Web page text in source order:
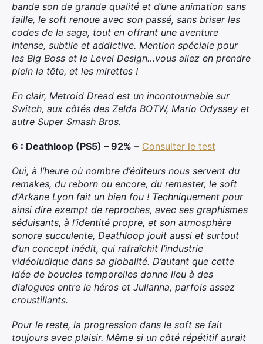
bande son de grande qualité et d’une animation sans
faille, le soft renoue avec son passé, sans briser les
codes de la saga, tout en offrant une aventure
intense, subtile et addictive. Mention spéciale pour
les Big Boss et le Level Design…vous allez en prendre
plein la tête, et les mirettes !
En clair, Metroid Dread est un incontournable sur
Switch, aux côtés des Zelda BOTW, Mario Odyssey et
autre Super Smash Bros.
6 : Deathloop (PS5) – 92% – Consulter le test
Oui, à l’heure où nombre d’éditeurs nous servent du
remakes, du reborn ou encore, du remaster, le soft
d’Arkane Lyon fait un bien fou ! Techniquement pour
ainsi dire exempt de reproches, avec ses graphismes
séduisants, à l’identité propre, et son atmosphère
sonore succulente, Deathloop jouit aussi et surtout
d’un concept inédit, qui rafraîchit l’industrie
vidéoludique dans sa globalité. D’autant que cette
idée de boucles temporelles donne lieu à des
dialogues entre le héros et Julianna, parfois assez
croustillants.
Pour le reste, la progression dans le soft se fait
toujours avec plaisir. Même si un côté répétitif aurait